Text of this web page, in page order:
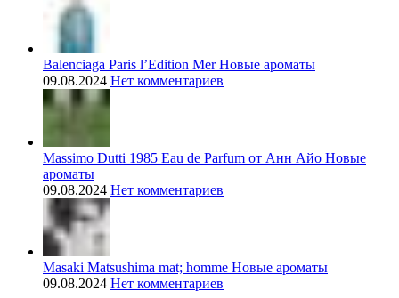
Balenciaga Paris l’Edition Mer Новые ароматы
09.08.2024 Нет комментариев
Massimo Dutti 1985 Eau de Parfum от Анн Айо Новые
ароматы
09.08.2024 Нет комментариев
Masaki Matsushima mat; homme Новые ароматы
09.08.2024 Нет комментариев